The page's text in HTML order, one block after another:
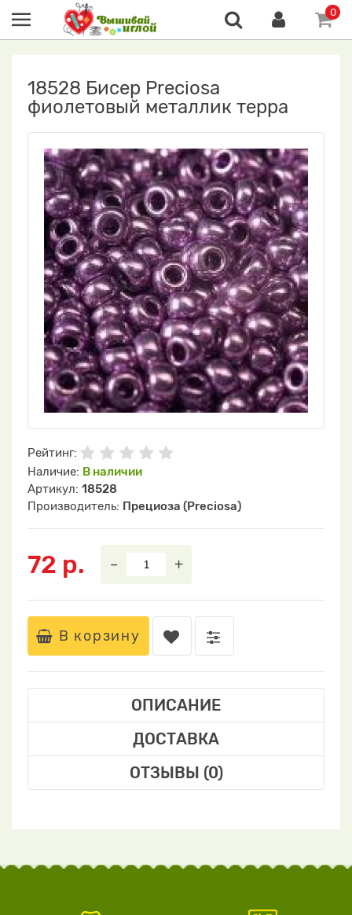
0
18528 Бисер Preciosa
фиолетовый металлик терра
Рейтинг:
Наличие: В наличии
Артикул: 18528
Производитель: Прециоза (Preciosa)
72 р. – +
В корзину
ОПИСАНИЕ
ДОСТАВКА
ОТЗЫВЫ (0)